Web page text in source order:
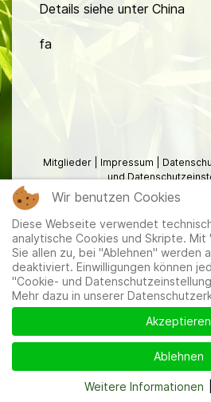
Details siehe unter China
fa
Mitglieder Impressum
und
Wir benutzen Cookies
Diese Webseite verwendet
analytische Cookies und Skripte. Mit
Sie allen zu, bei "Ablehnen" werden
deaktiviert. Einwilligungen können
"Cookie- und
Mehr dazu in unserer
Akzeptieren
Ablehnen
Weitere Informationen